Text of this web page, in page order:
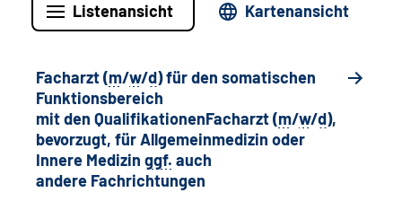
Listenansicht Kartenansicht
Facharzt (m/w/d) für den somatischen
Funktionsbereich
mit den QualifikationenFacharzt (m/w/d),
bevorzugt, für Allgemeinmedizin oder
Innere Medizin ggf. auch
andere Fachrichtungen